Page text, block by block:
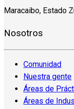
Maracaibo, Estado
Nosotros
Comunidad
Nuestra gente
Áreas de
Áreas de